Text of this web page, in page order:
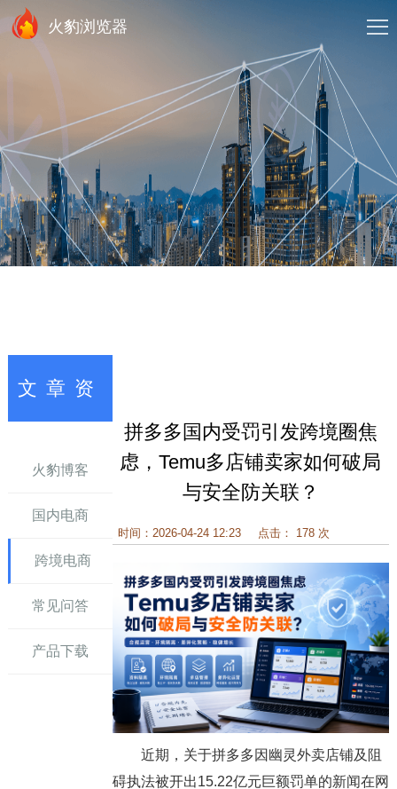
火豹浏览器
文章资
火豹博客
国内电商
跨境电商
常见问答
产品下载
拼多多国内受罚引发跨境圈焦
虑，Temu多店铺卖家如何破局
与安全防关联？
时间：2026-04-24 12:23 点击： 178 次
近期，关于拼多多因幽灵外卖店铺及阻
碍执法被开出15.22亿元巨额罚单的新闻在网